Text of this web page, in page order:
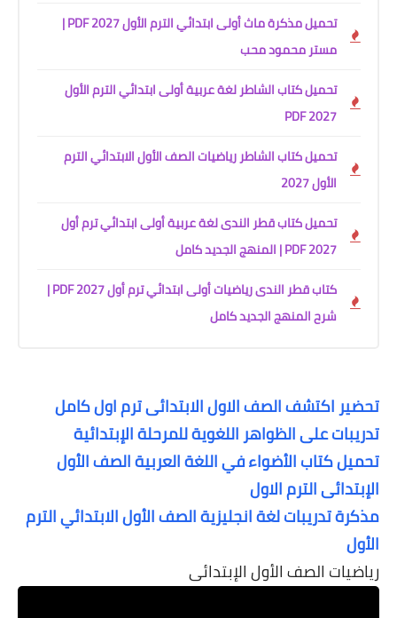
تحميل مذكرة ماث أولى ابتدائي الترم الأول 2027 PDF |
مستر محمود محب
تحميل كتاب الشاطر لغة عربية أولى ابتدائي الترم الأول
2027 PDF
تحميل كتاب الشاطر رياضيات الصف الأول الابتدائي الترم
الأول 2027
تحميل كتاب قطر الندى لغة عربية أولى ابتدائي ترم أول
2027 PDF | المنهج الجديد كامل
كتاب قطر الندى رياضيات أولى ابتدائي ترم أول 2027 PDF |
شرح المنهج الجديد كامل
تحضير اكتشف الصف الاول الابتدائى ترم اول كامل
تدريبات على الظواهر اللغوية للمرحلة الإبتدائية
تحميل كتاب الأضواء في اللغة العربية الصف الأول
الإبتدائى الترم الاول
مذكرة تدريبات لغة انجليزية الصف الأول الابتدائي الترم
الأول
رياضيات الصف الأول الإبتدائى